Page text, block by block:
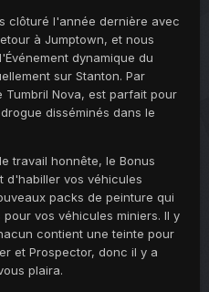
clôturé l'année dernière avec
à Jumptown, et nous
dynamique du
sur Stanton. Par
Nova, est parfait pour
disséminés dans le
travail honnête, le Bonus
d'habiller vos véhicules
packs de peinture qui
vos véhicules miniers. Il y
contient une teinte pour
et Prospector, donc il y a
plaira.